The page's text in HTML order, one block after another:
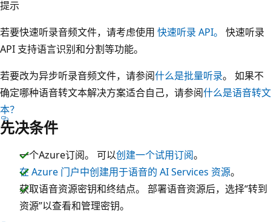
提示
若要快速听录音频文件，请考虑使用 快速听录 API。
快速听录
API 支持语言识别和分割等功能。
若要改为异步听录音频文件，请参阅什么是批量听录。 如果不
确定哪种语音转文本解决方案适合自己，请参阅什么是语音转文
本？
先决条件
一个Azure订阅。 可以创建一个试用订阅。
在 Azure 门户中创建用于语音的 AI Services 资源。
获取语音资源密钥和终结点。 部署语音资源后，选择“转到
资源”以查看和管理密钥。